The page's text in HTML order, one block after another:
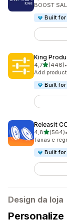
BOOST
Built
King
4,7de 5(446)
446 total •
Add
Built
Releasit
4,8de 5(564)
564 total •
Taxas e
Built
Design da loja
Personalize